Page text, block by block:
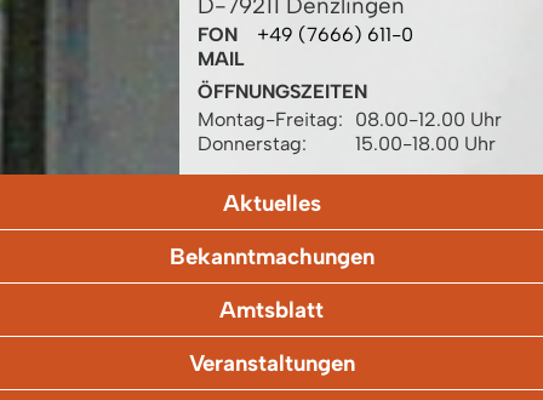
D-79211 Denzlingen
FON
+49 (7666) 611-0
MAIL
ÖFFNUNGSZEITEN
Montag-Freitag:
08.00-12.00 Uhr
Donnerstag:
15.00-18.00 Uhr
Aktuelles
Bekanntmachungen
Amtsblatt
Veranstaltungen